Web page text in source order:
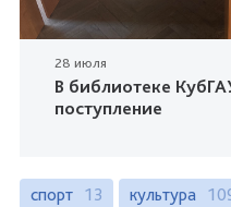
28 июля
В библиотеке
поступление
спорт 13 культура